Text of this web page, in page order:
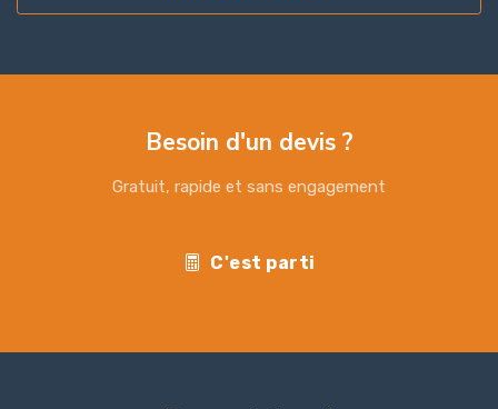
Besoin d'un devis ?
Gratuit, rapide et sans engagement
C'est parti